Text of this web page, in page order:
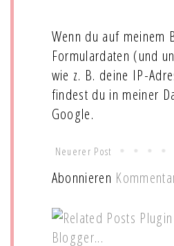
Wenn du auf meinem
Formulardaten (und
wie z. B. deine IP-
findest du in meiner
Google.
Neuerer Post
Abonnieren